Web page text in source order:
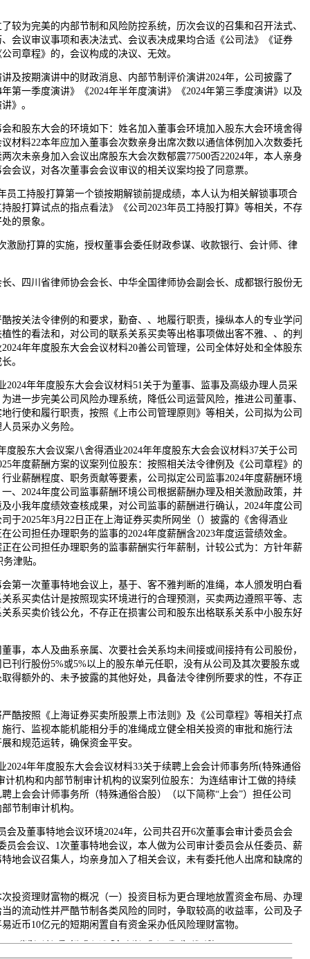
为完美的内部节制和风险防控系统，历次会议的召集和召开法式、
会议审议事项和表决法式、会议表决成果均合适《公司法》《证券
司章程》的，会议构成的决议、无效。
按期演讲中的财政消息、内部节制评价演讲2024年，公司披露了
第一季度演讲》《2024年半年度演讲》《2024年第三季度演讲》以及
》。
股东大会的环境如下：姓名加入董事会环境加入股东大会环境舍得
材料22本年应加入董事会次数亲身出席次数以通信体例加入次数委托
次未亲身加入会议出席股东大会次数郁震77500否22024年，本人亲身
会议，对各次董事会会议审议的相关议案均投了同意票。
工持股打算第一个锁按期解锁前提成绩，本人认为相关解锁事项合
股打算试点的指点看法》《公司2023年员工持股打算》等相关，不存
的景象。
打算的实施，授权董事会委任财政参谋、收款银行、会计师、律
四川省律师协会会长、中华全国律师协会副会长、成都银行股份无
关法令律例的和要求，勤奋、、地履行职责，操纵本人的专业学问
性的看法和，对公司的联系关系买卖等出格事项做出客不雅、、的判
年年度股东大会会议材料20善公司管理，公司全体好处和全体股东
。
年年度股东大会会议材料51关于为董事、监事及高级办理人员采
进一步完美公司风险办理系统，降低公司运营风险，推进公司董事、
行使和履行职责，按照《上市公司管理原则》等相关，公司拟为公司
员采办义务险。
股东大会议案八舍得酒业2024年年度股东大会会议材料37关于公司
年度薪酬方案的议案列位股东：按照相关法令律例及《公司章程》的
业薪酬程度、职务贡献等要素，公司拟定公司监事2024年度薪酬环境
、2024年度公司监事薪酬环境公司根据薪酬办理及相关激励政策，并
小我年度绩效查核成果，对公司监事的薪酬进行确认，2024年度公司
于2025年3月22日正在上海证券买卖所网坐（）披露的《舍得酒业
公司担任办理职务的监事的2024年度薪酬含2023年度运营绩效金。
在公司担任办理职务的监事薪酬实行年薪制，计较公式为：方针年薪
津贴。
一次董事特地会议上，基于、客不雅判断的准绳，本人颁发明白看
系买卖估计是按照现实环境进行的合理预测，买卖两边遵照平等、志
系买卖价钱公允，不存正在损害公司和股东出格联系关系中小股东好
，本人及曲系亲属、次要社会关系均未间接或间接持有公司股份，
刊行股份5%或5%以上的股东单元任职，没有从公司及其次要股东或
得额外的、未予披露的其他好处，具备法令律例所要求的性，不存正
按照《上海证券买卖所股票上市法则》及《公司章程》等相关打点
行、监视本能机能相分手的准绳成立健全相关投资的审批和施行法
和规范运转，确保资金平安。
年年度股东大会会议材料33关于续聘上会会计师事务所(特殊通俗
计机构和内部节制审计机构的议案列位股东：为连结审计工做的持续
上会会计师事务所（特殊通俗合股）（以下简称“上会”）担任公司
节制审计机构。
董事特地会议环境2024年，公司共召开6次董事会审计委员会会
员会会议、1次董事特地会议，本人做为公司审计委员会从任委员、薪
地会议召集人，均亲身加入了相关会议，未有委托他人出席和缺席的
资理财富物的概况（一）投资目标为更合理地放置资金布局、办理
的流动性并严酷节制各类风险的同时，争取较高的收益率，公司及子
近币10亿元的短期闲置自有资金采办低风险理财富物。